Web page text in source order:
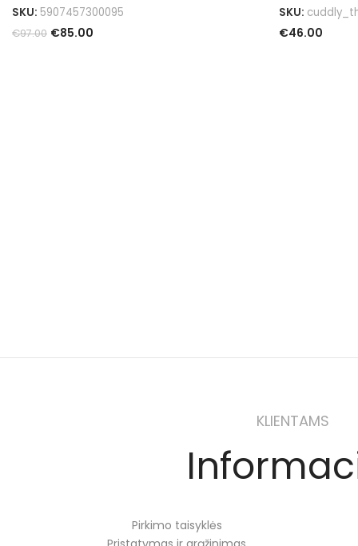
SKU: 5907457300095
€97.00 €85.00
SKU:
€46.00
KLIENTAMS
Pirkimo taisyklės